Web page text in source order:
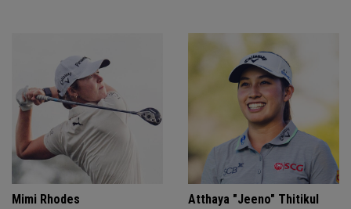
Mimi Rhodes Atthaya "Jeeno" Thitikul